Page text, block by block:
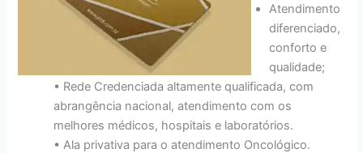
Atendimento
diferenciado,
conforto e
qualidade;
• Rede Credenciada altamente qualificada, com
abrangência nacional, atendimento com os
melhores médicos, hospitais e laboratórios.
• Ala privativa para o atendimento Oncológico.